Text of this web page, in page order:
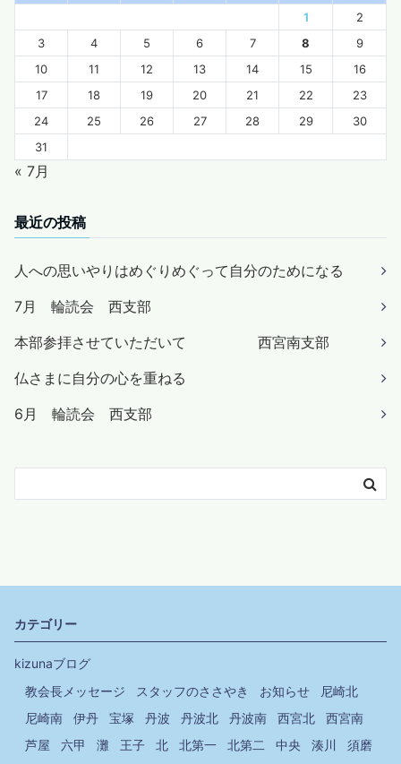
1
2
3
4 5 6 7 8
9
10
11 12 13 14 15
16
17
18 19 20 21 22
23
24
25 26 27 28 29
30
31
« 7月
最近の投稿
人への思いやりはめぐりめぐって自分のためになる
7月 輪読会 西支部
本部参拝させていただいて 西宮南支部
仏さまに自分の心を重ねる
6月 輪読会 西支部
カテゴリー
kizunaブログ
教会長メッセージ
スタッフのささやき お知らせ
尼崎北
尼崎南
伊丹 宝塚 丹波 丹波北 丹波南 西宮北
西宮南
芦屋
六甲 灘 王子 北 北第一 北第二 中央 湊川 須磨